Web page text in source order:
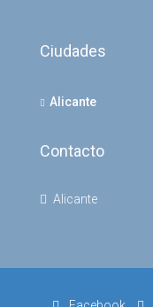
Ciudades
Alicante
Contacto
Alicante